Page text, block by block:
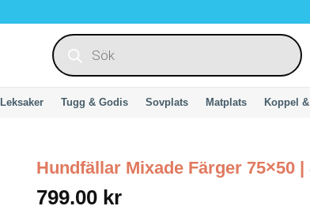
Produktsökning
Leksaker Tugg & Godis Sovplats Matplats Koppel
Hundfällar Mixade Färger 75×50 |
799.00 kr